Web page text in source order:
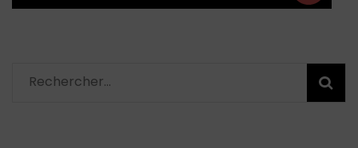
Rechercher :